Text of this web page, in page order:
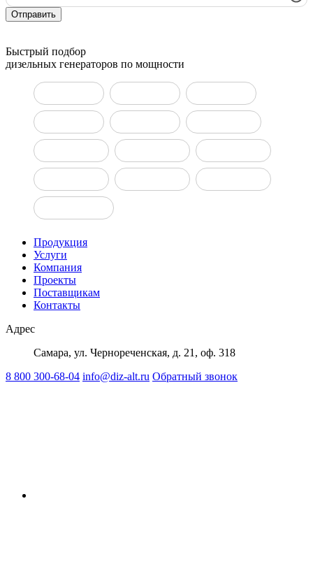
Отправить
Быстрый подбор
дизельных генераторов по мощности
Продукция
Услуги
Компания
Проекты
Поставщикам
Контакты
Адрес
Самара, ул. Чернореченская, д. 21, оф. 318
8 800 300-68-04 info@diz-alt.ru Обратный звонок